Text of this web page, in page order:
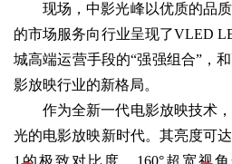
现场，中影光峰以优质的品
的市场服务向行业呈现了VLED
城高端运营手段的“强强组合”，
影放映行业的新格局。
作为全新一代电影放映技术
光的电影放映新时代。其亮度可